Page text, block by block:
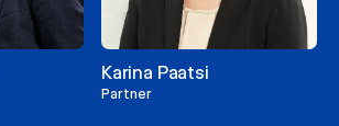
Karina Paatsi
Partner